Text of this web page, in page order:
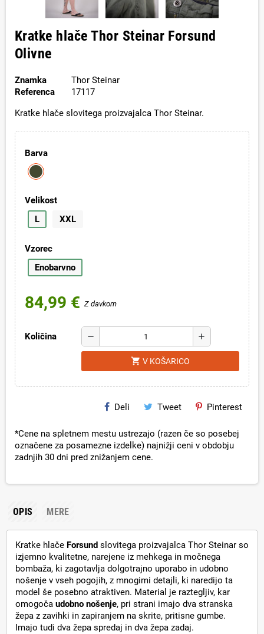
Kratke hlače Thor Steinar Forsund
Olivne
Znamka
Thor Steinar
Referenca
17117
Kratke hlače slovitega proizvajalca Thor Steinar.
Barva
Velikost
L
XXL
Vzorec
Enobarvno
84,99 € Z davkom
Količina remove add
shopping_cart V KOŠARICO
Deli Tweet Pinterest
*Cene na spletnem mestu ustrezajo (razen če so posebej
označene za posamezne izdelke) najnižji ceni v obdobju
zadnjih 30 dni pred znižanjem cene.
OPIS MERE
Kratke hlače Forsund slovitega proizvajalca Thor Steinar so
izjemno kvalitetne, narejene iz mehkega in močnega
bombaža, ki zagotavlja dolgotrajno uporabo in udobno
nošenje v vseh pogojih, z mnogimi detajli, ki naredijo ta
model še posebno atraktiven. Material je raztegljiv, kar
omogoča udobno nošenje, pri strani imajo dva stranska
žepa z zavihki in zapiranjem na skrite, pritisne gumbe.
Imajo tudi dva žepa spredaj in dva žepa zadaj.